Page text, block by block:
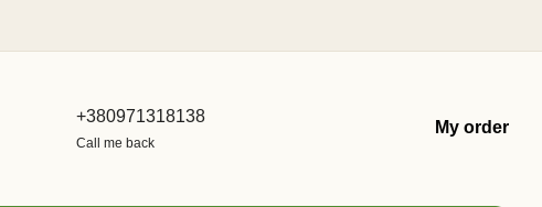
+380971318138
Call me back
My order